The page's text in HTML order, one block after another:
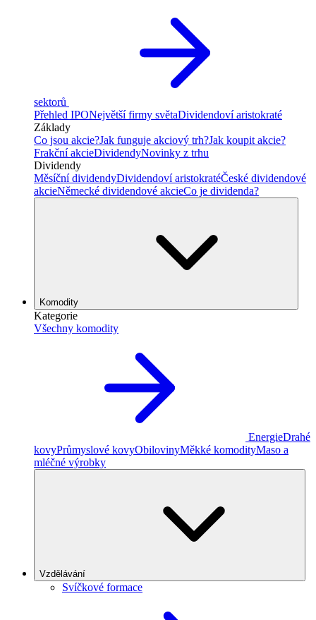
sektorů
Přehled IPONejvětší firmy světaDividendoví aristokraté
Základy
Co jsou akcie?Jak funguje akciový trh?Jak koupit akcie?
Frakční akcieDividendyNovinky z trhu
Dividendy
Měsíční dividendyDividendoví aristokratéČeské dividendové
akcieNěmecké dividendové akcieCo je dividenda?
Komodity
Kategorie
Všechny komodity
EnergieDrahé
kovyPrůmyslové kovyObilovinyMěkké komodityMaso a
mléčné výrobky
Vzdělávání
Svíčkové formace